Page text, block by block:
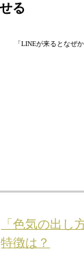
る
「LINEが来るとなぜ
「色気の出し
特徴は？